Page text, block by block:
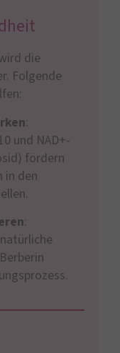
die
Folgende
:
und NAD+-
fördern
in den
: